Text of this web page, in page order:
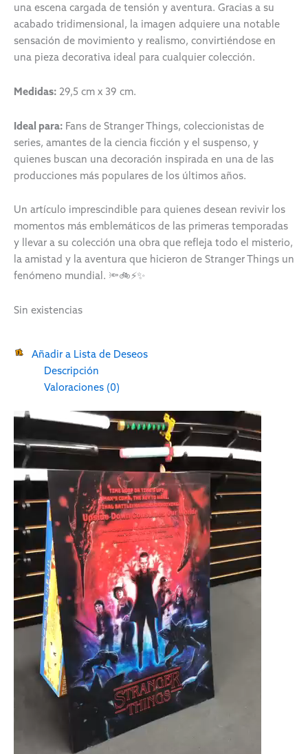
una escena cargada de tensión y aventura. Gracias a su
acabado tridimensional, la imagen adquiere una notable
sensación de movimiento y realismo, convirtiéndose en
una pieza decorativa ideal para cualquier colección.
Medidas: 29,5 cm x 39 cm.
Ideal para: Fans de Stranger Things, coleccionistas de
series, amantes de la ciencia ficción y el suspenso, y
quienes buscan una decoración inspirada en una de las
producciones más populares de los últimos años.
Un artículo imprescindible para quienes desean revivir los
momentos más emblemáticos de las primeras temporadas
y llevar a su colección una obra que refleja todo el misterio,
la amistad y la aventura que hicieron de Stranger Things un
fenómeno mundial. 🔦🚲⚡✨
Sin existencias
Añadir a Lista de Deseos
Descripción
Valoraciones (0)